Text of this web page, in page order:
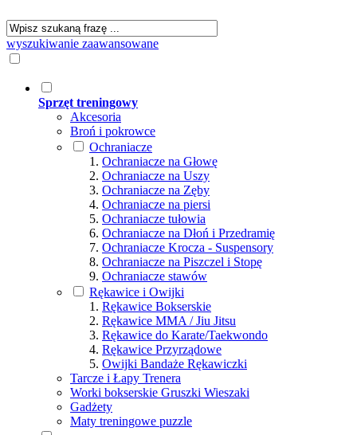
wyszukiwanie zaawansowane
Sprzęt treningowy
Akcesoria
Broń i pokrowce
Ochraniacze
Ochraniacze na Głowę
Ochraniacze na Uszy
Ochraniacze na Zęby
Ochraniacze na piersi
Ochraniacze tułowia
Ochraniacze na Dłoń i Przedramię
Ochraniacze Krocza - Suspensory
Ochraniacze na Piszczel i Stopę
Ochraniacze stawów
Rękawice i Owijki
Rękawice Bokserskie
Rękawice MMA / Jiu Jitsu
Rękawice do Karate/Taekwondo
Rękawice Przyrządowe
Owijki Bandaże Rękawiczki
Tarcze i Łapy Trenera
Worki bokserskie Gruszki Wieszaki
Gadżety
Maty treningowe puzzle